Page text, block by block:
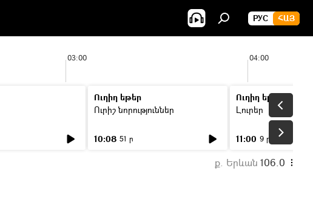
РУС ՀԱՅ
03:00 04:00
Ուղիղ եթեր
Ուրիշ նորություններ
10:08 51 ր
Ուղիղ եթեր
Լուրեր
11:00 9 ր
ք. Երևան 106.0